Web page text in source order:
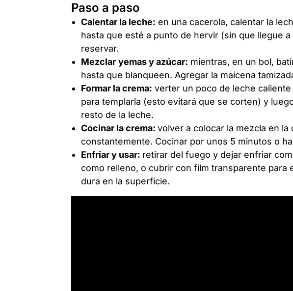
Paso a paso
Calentar la leche: en una cacerola, calentar la
hasta que esté a punto de hervir (sin que llegue
reservar.
Mezclar yemas y azúcar: mientras, en un bol,
hasta que blanqueen. Agregar la maicena
Formar la crema: verter un poco de leche
para templarla (esto evitará que se corten) y
resto de la leche.
Cocinar la crema:volver a colocar la mezcla en
constantemente. Cocinar por unos 5 minutos o
Enfriar y usar: retirar del fuego y dejar enfriar
como relleno, o cubrir con film transparente para
dura en la superficie.